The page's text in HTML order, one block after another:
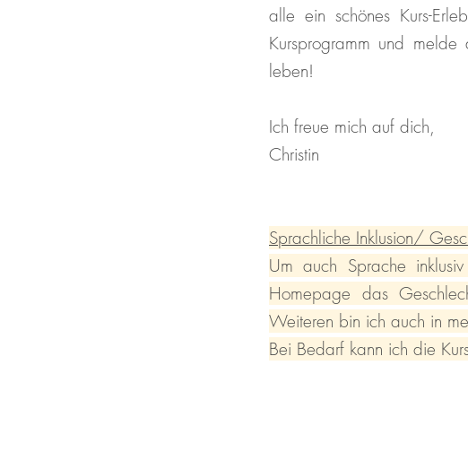
alle ein schönes Kurs-
Kursprogramm und melde
leben!
Ich freue mich auf dich,
Christin
Sprachliche Inklusion/
Um auch Sprache
Homepage das
Weiteren bin ich auch in
Bei Bedarf kann ich die